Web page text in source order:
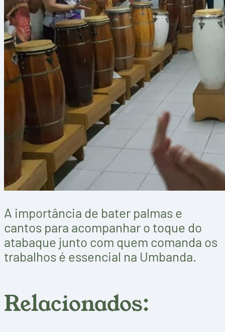
A importância de bater palmas e
cantos para acompanhar o toque do
atabaque junto com quem comanda os
trabalhos é essencial na Umbanda.
Relacionados: